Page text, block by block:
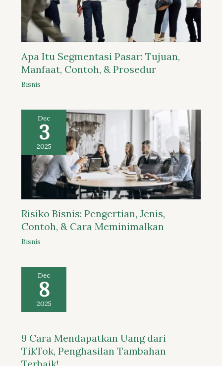
Apa Itu Segmentasi Pasar: Tujuan,
Manfaat, Contoh, & Prosedur
Bisnis
Dec
3
2025
Risiko Bisnis: Pengertian, Jenis,
Contoh, & Cara Meminimalkan
Bisnis
Dec
8
2025
9 Cara Mendapatkan Uang dari
TikTok, Penghasilan Tambahan